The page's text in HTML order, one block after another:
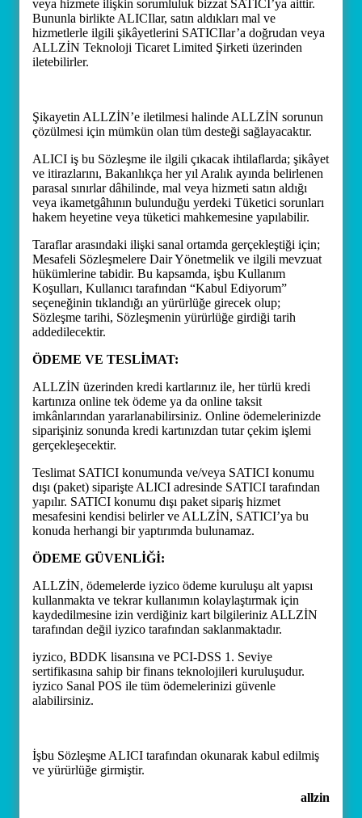
veya hizmete ilişkin sorumluluk bizzat SATICI’ya aittir.
Bununla birlikte ALICIlar, satın aldıkları mal ve
hizmetlerle ilgili şikâyetlerini SATICIlar’a doğrudan veya
ALLZİN Teknoloji Ticaret Limited Şirketi üzerinden
iletebilirler.
Şikayetin ALLZİN’e iletilmesi halinde ALLZİN sorunun
çözülmesi için mümkün olan tüm desteği sağlayacaktır.
ALICI iş bu Sözleşme ile ilgili çıkacak ihtilaflarda; şikâyet
ve itirazlarını, Bakanlıkça her yıl Aralık ayında belirlenen
parasal sınırlar dâhilinde, mal veya hizmeti satın aldığı
veya ikametgâhının bulunduğu yerdeki Tüketici sorunları
hakem heyetine veya tüketici mahkemesine yapılabilir.
Taraflar arasındaki ilişki sanal ortamda gerçekleştiği için;
Mesafeli Sözleşmelere Dair Yönetmelik ve ilgili mevzuat
hükümlerine tabidir. Bu kapsamda, işbu Kullanım
Koşulları, Kullanıcı tarafından “Kabul Ediyorum”
seçeneğinin tıklandığı an yürürlüğe girecek olup;
Sözleşme tarihi, Sözleşmenin yürürlüğe girdiği tarih
addedilecektir.
ÖDEME VE TESLİMAT:
ALLZİN üzerinden kredi kartlarınız ile, her türlü kredi
kartınıza online tek ödeme ya da online taksit
imkânlarından yararlanabilirsiniz. Online ödemelerinizde
siparişiniz sonunda kredi kartınızdan tutar çekim işlemi
gerçekleşecektir.
Teslimat SATICI konumunda ve/veya SATICI konumu
dışı (paket) siparişte ALICI adresinde SATICI tarafından
yapılır. SATICI konumu dışı paket sipariş hizmet
mesafesini kendisi belirler ve ALLZİN, SATICI’ya bu
konuda herhangi bir yaptırımda bulunamaz.
ÖDEME GÜVENLİĞİ:
ALLZİN, ödemelerde iyzico ödeme kuruluşu alt yapısı
kullanmakta ve tekrar kullanımın kolaylaştırmak için
kaydedilmesine izin verdiğiniz kart bilgileriniz ALLZİN
tarafından değil iyzico tarafından saklanmaktadır.
iyzico, BDDK lisansına ve PCI-DSS 1. Seviye
sertifikasına sahip bir finans teknolojileri kuruluşudur.
iyzico Sanal POS ile tüm ödemelerinizi güvenle
alabilirsiniz.
İşbu Sözleşme ALICI tarafından okunarak kabul edilmiş
ve yürürlüğe girmiştir.
allzin